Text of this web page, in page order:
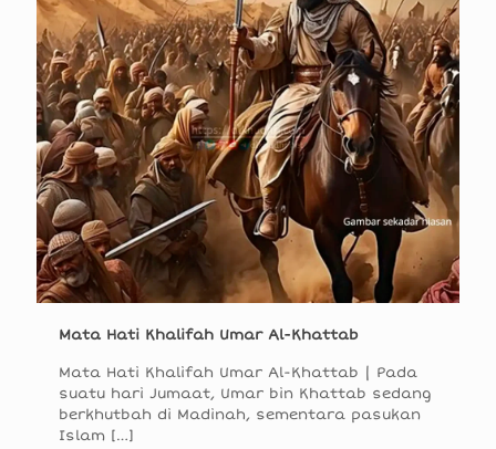
Mata Hati Khalifah Umar Al-Khattab
Mata Hati Khalifah Umar Al-Khattab | Pada
suatu hari Jumaat, Umar bin Khattab sedang
berkhutbah di Madinah, sementara pasukan
Islam […]